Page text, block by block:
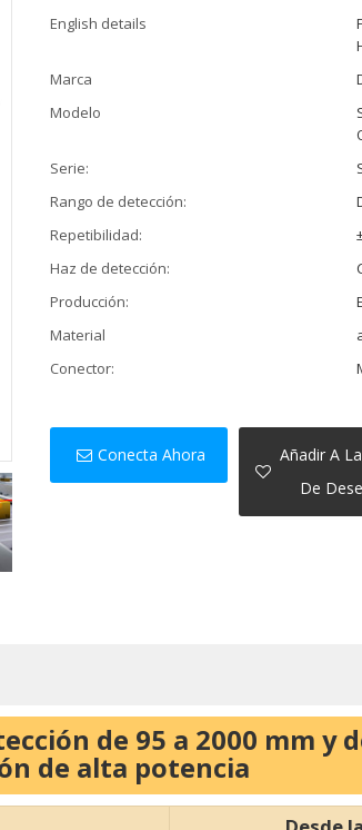
English details
Marca
Modelo
Serie:
Rango de detección:
Repetibilidad:
Haz de detección:
Producción:
Material
Conector:
Conecta Ahora
Añadir A
De
de 95 a 2000 mm y
de alta potencia